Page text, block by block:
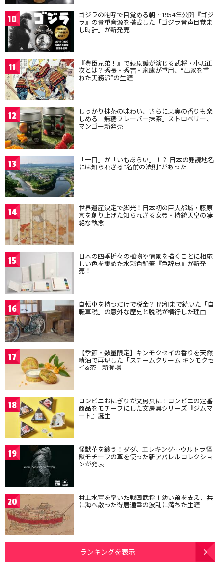
10 ゴジラの咆哮で目覚める朝…1954年公開『ゴジ
ラ』の貴重音源を搭載した「ゴジラ音声目覚ま
し時計」が新発売
11 『豊臣兄弟！』で萩原護が演じる武将・小堀正
次とは？秀長・秀吉・家康が重用、“出家を重
ねた実務派”の生涯
12 しっかり抹茶の味わい、さらに果実の香りも楽
しめる「無糖フレーバー抹茶」ストロベリー、
マンゴー新発売
13 「一口」が「いもあらい」！？ 日本の難読地名
には知られざる“名前の法則”があった
14 世界遺産決定で脚光！日本初の巨大都城・藤原
京を創り上げた知られざる女帝・持統天皇の凄
絶な執念
15 日本の四季折々の植物や情景を描くことに相応
しい色を集めた水彩色鉛筆『色辞典』が新発
売！
16 自転車を持つだけで税金？ 昭和まで続いた「自
転車税」の意外な歴史と脱税が横行した理由
17 【季節・数量限定】キンモクセイの香りを天然
精油で再現した「スチームクリーム キンモクセ
イ&茶」新登場
18 コンビニおにぎりが文房具に！コンビニの定番
商品をモチーフにした文房具シリーズ『ジムマ
ート』誕生
19 怪獣革を纏う！ダダ、エレキング…ウルトラ怪
獣モチーフの革を使った新アパレルコレクショ
ンが発表
20 村上水軍を率いた戦国武将！幼い弟を支え、共
に海へ散った得居通幸の波乱に満ちた生涯
ランキングを表示